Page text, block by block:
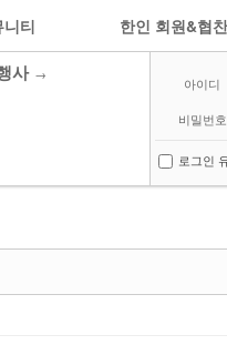
티 한인 회원&협
아이디
비밀번호
로그인
사 →